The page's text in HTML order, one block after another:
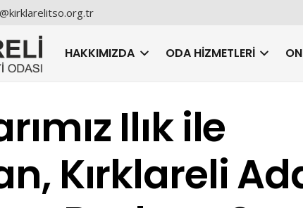
HAKKIMIZDA ODA HIZMETLERI
Ilık ile
Kırklareli